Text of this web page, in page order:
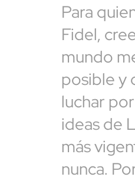
Para
Fidel,
mundo
posible y
luchar
ideas de
más
nunca.